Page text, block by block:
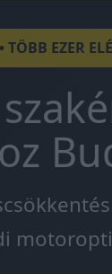
EZER